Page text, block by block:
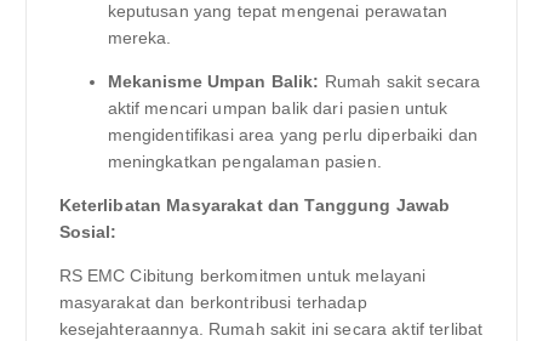
keputusan yang tepat mengenai perawatan
mereka.
Mekanisme Umpan Balik: Rumah sakit secara
aktif mencari umpan balik dari pasien untuk
mengidentifikasi area yang perlu diperbaiki dan
meningkatkan pengalaman pasien.
Keterlibatan Masyarakat dan Tanggung Jawab
Sosial:
RS EMC Cibitung berkomitmen untuk melayani
masyarakat dan berkontribusi terhadap
kesejahteraannya. Rumah sakit ini secara aktif terlibat